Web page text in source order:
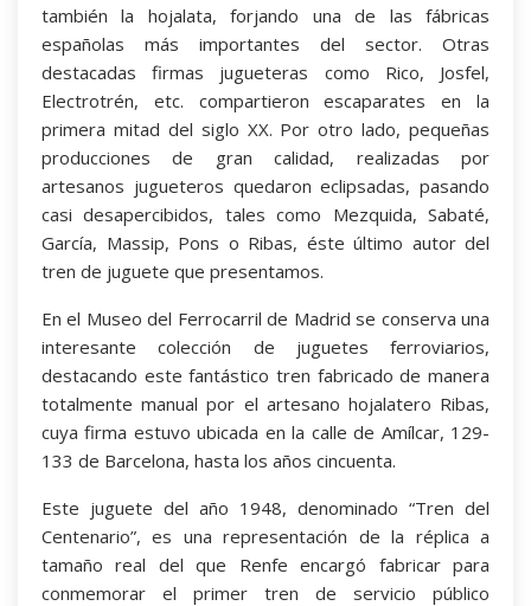
también la hojalata, forjando una de las fábricas
españolas más importantes del sector. Otras
destacadas firmas jugueteras como Rico, Josfel,
Electrotrén, etc. compartieron escaparates en la
primera mitad del siglo XX. Por otro lado, pequeñas
producciones de gran calidad, realizadas por
artesanos jugueteros quedaron eclipsadas, pasando
casi desapercibidos, tales como Mezquida, Sabaté,
García, Massip, Pons o Ribas, éste último autor del
tren de juguete que presentamos.
En el Museo del Ferrocarril de Madrid se conserva una
interesante colección de juguetes ferroviarios,
destacando este fantástico tren fabricado de manera
totalmente manual por el artesano hojalatero Ribas,
cuya firma estuvo ubicada en la calle de Amílcar, 129-
133 de Barcelona, hasta los años cincuenta.
Este juguete del año 1948, denominado “Tren del
Centenario”, es una representación de la réplica a
tamaño real del que Renfe encargó fabricar para
conmemorar el primer tren de servicio público